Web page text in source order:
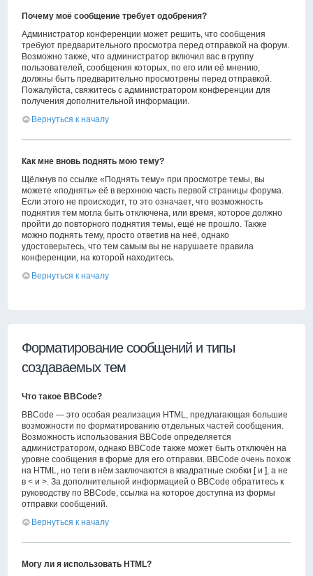
Почему моё сообщение требует одобрения?
Администратор конференции может решить, что сообщения
требуют предварительного просмотра перед отправкой на форум.
Возможно также, что администратор включил вас в группу
пользователей, сообщения которых, по его или её мнению,
должны быть предварительно просмотрены перед отправкой.
Пожалуйста, свяжитесь с администратором конференции для
получения дополнительной информации.
Вернуться к началу
Как мне вновь поднять мою тему?
Щёлкнув по ссылке «Поднять тему» при просмотре темы, вы
можете «поднять» её в верхнюю часть первой страницы форума.
Если этого не происходит, то это означает, что возможность
поднятия тем могла быть отключена, или время, которое должно
пройти до повторного поднятия темы, ещё не прошло. Также
можно поднять тему, просто ответив на неё, однако
удостоверьтесь, что тем самым вы не нарушаете правила
конференции, на которой находитесь.
Вернуться к началу
Форматирование сообщений и типы
создаваемых тем
Что такое BBCode?
BBCode — это особая реализация HTML, предлагающая большие
возможности по форматированию отдельных частей сообщения.
Возможность использования BBCode определяется
администратором, однако BBCode также может быть отключён на
уровне сообщения в форме для его отправки. BBCode очень похож
на HTML, но теги в нём заключаются в квадратные скобки [ и ], а не
в < и >. За дополнительной информацией о BBCode обратитесь к
руководству по BBCode, ссылка на которое доступна из формы
отправки сообщений.
Вернуться к началу
Могу ли я использовать HTML?